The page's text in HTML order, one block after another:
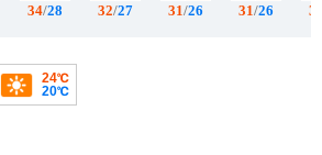
34/28 32/27 31/26 31/26
24℃
20℃